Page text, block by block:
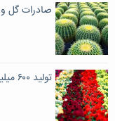
صادرات گل و
تولید ۶۰۰ میلیون انواع گل و گیاهان زینتی در محلات